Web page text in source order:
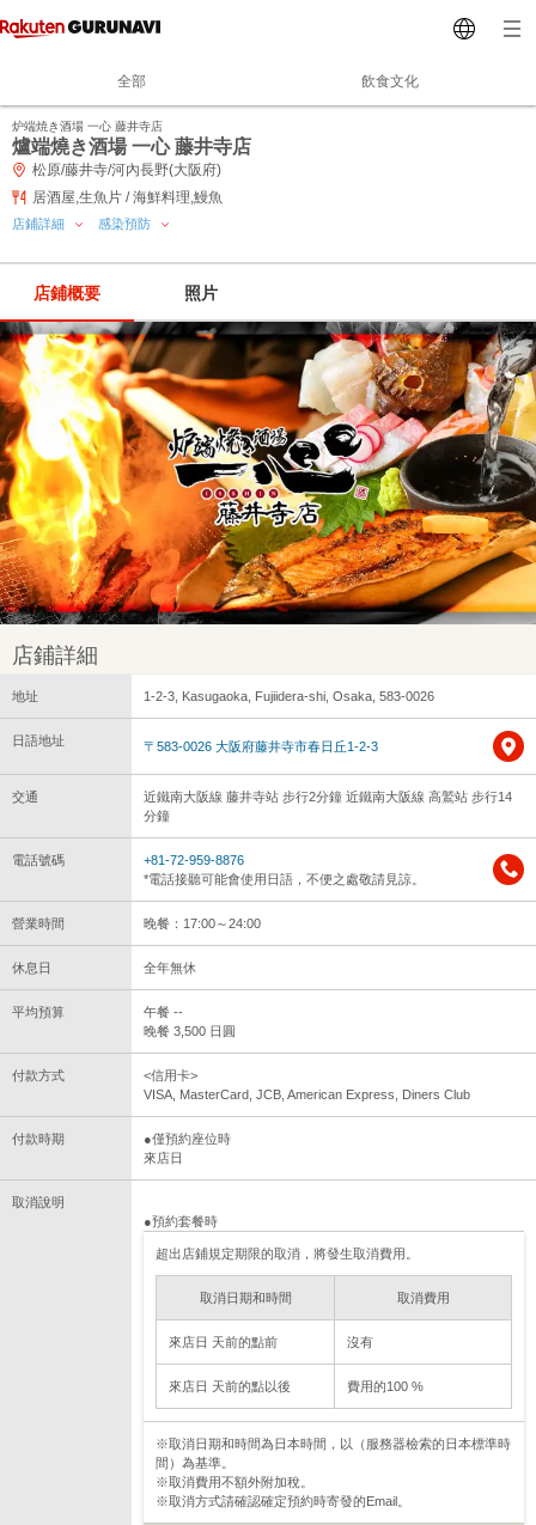
全部 飲食文化
炉端焼き酒場 一心 藤井寺店
爐端燒き酒場 一心 藤井寺店
松原/藤井寺/河內長野(大阪府)
居酒屋,生魚片 / 海鮮料理,鰻魚
店鋪詳細 感染預防
店鋪概要 照片
店鋪詳細
地址 1-2-3, Kasugaoka, Fujiidera-shi, Osaka, 583-0026
日語地址 〒583-0026 大阪府藤井寺市春日丘1-2-3
交通
近鐵南大阪線 藤井寺站 步行2分鐘 近鐵南大阪線 高鷲站 步行14
分鐘
電話號碼
+81-72-959-8876
*電話接聽可能會使用日語，不便之處敬請見諒。
營業時間 晚餐：17:00～24:00
休息日 全年無休
平均預算
午餐 --
晚餐 3,500 日圓
付款方式
<信用卡>
VISA, MasterCard, JCB, American Express, Diners Club
付款時期
●僅預約座位時
來店日
取消說明
●預約套餐時
超出店鋪規定期限的取消，將發生取消費用。
取消日期和時間 取消費用
來店日 天前的點前 沒有
來店日 天前的點以後 費用的100 %
※取消日期和時間為日本時間，以（服務器檢索的日本標準時
間）為基準。
※取消費用不額外附加稅。
※取消方式請確認確定預約時寄發的Email。